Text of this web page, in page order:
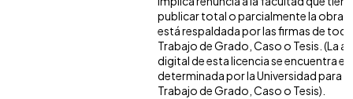
publicar total o parcialmente la obra.
está respaldada por las firmas de
Trabajo de Grado, Caso o Tesis. (La
digital de esta licencia se encuentra
determinada por la Universidad para
Trabajo de Grado, Caso o Tesis).